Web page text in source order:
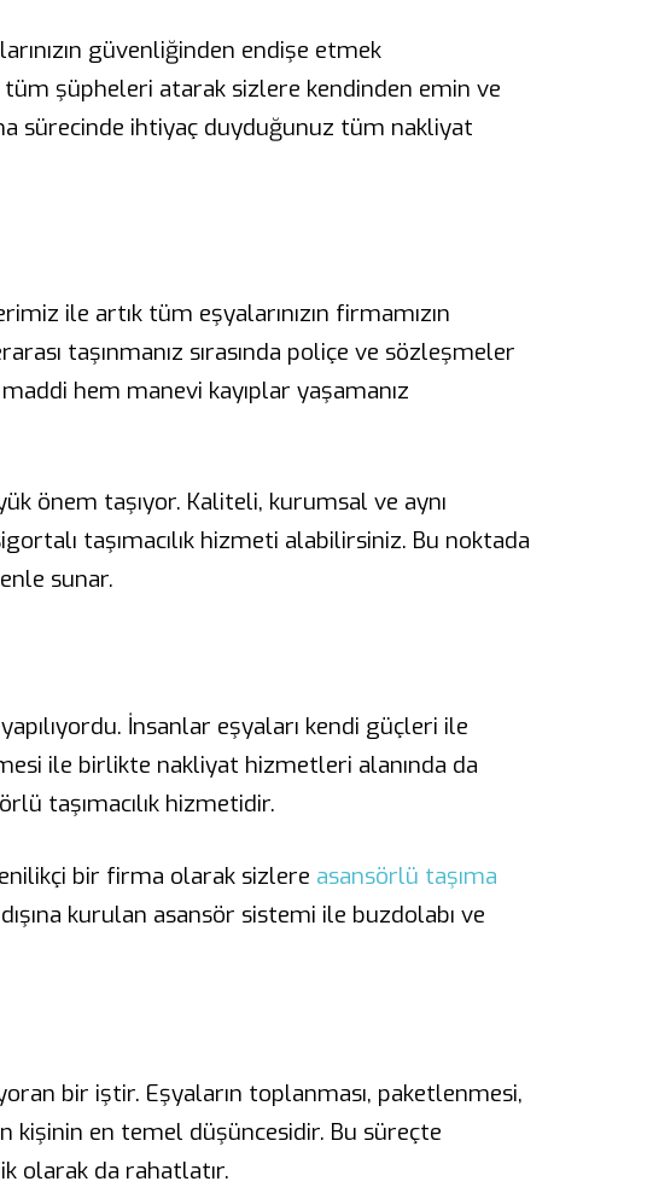
güvenliğinden endişe etmek
tüm şüpheleri atarak sizlere kendinden emin ve
sürecinde ihtiyaç duyduğunuz tüm nakliyat
ile artık tüm eşyalarınızın firmamızın
taşınmanız sırasında poliçe ve sözleşmeler
hem manevi kayıplar yaşamanız
önem taşıyor. Kaliteli, kurumsal ve aynı
taşımacılık hizmeti alabilirsiniz. Bu noktada
sunar.
İnsanlar eşyaları kendi güçleri ile
ile birlikte nakliyat hizmetleri alanında da
taşımacılık hizmetidir.
bir firma olarak sizlere asansörlü taşıma
kurulan asansör sistemi ile buzdolabı ve
bir iştir. Eşyaların toplanması, paketlenmesi,
kişinin en temel düşüncesidir. Bu süreçte
olarak da rahatlatır.